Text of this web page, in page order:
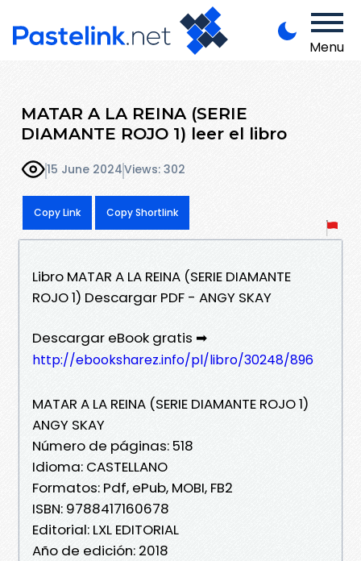
Menu
MATAR A LA REINA (SERIE
DIAMANTE ROJO 1) leer el libro
15 June 2024Views: 302
Copy Link Copy Shortlink
Libro MATAR A LA REINA (SERIE DIAMANTE
ROJO 1) Descargar PDF - ANGY SKAY
Descargar eBook gratis ➡
http://ebooksharez.info/pl/libro/30248/896
MATAR A LA REINA (SERIE DIAMANTE ROJO 1)
ANGY SKAY
Número de páginas: 518
Idioma: CASTELLANO
Formatos: Pdf, ePub, MOBI, FB2
ISBN: 9788417160678
Editorial: LXL EDITORIAL
Año de edición: 2018